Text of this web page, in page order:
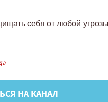
себя от любой
НА КАНАЛ